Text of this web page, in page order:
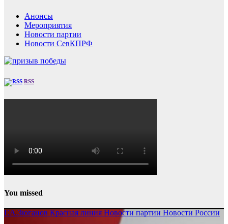
Анонсы
Мероприятия
Новости партии
Новости СевКПРФ
RSS
You missed
Г.А.Зюганов Красная линия Новости партии Новости России